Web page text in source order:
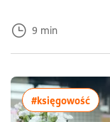
9 min
#księgowość